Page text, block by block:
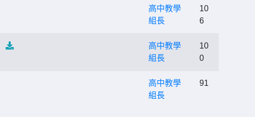
高中教學
組長
10
6
高中教學
組長
10
0
高中教學
組長
91